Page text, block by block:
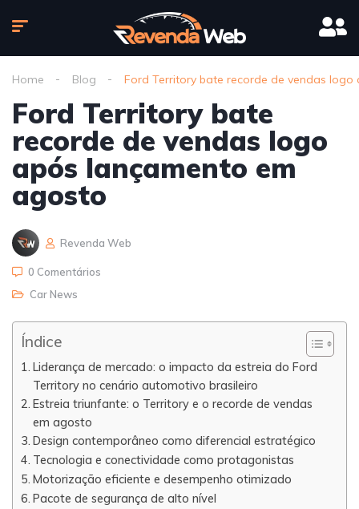
Home Blog Ford Territory bate recorde de vendas
Ford Territory bate
recorde de vendas logo
após lançamento em
agosto
Revenda Web
0 Comentários
Car News
Índice
Liderança de mercado: o impacto da estreia do Ford
Territory no cenário automotivo brasileiro
Estreia triunfante: o Territory e o recorde de vendas
em agosto
Design contemporâneo como diferencial estratégico
Tecnologia e conectividade como protagonistas
Motorização eficiente e desempenho otimizado
Pacote de segurança de alto nível